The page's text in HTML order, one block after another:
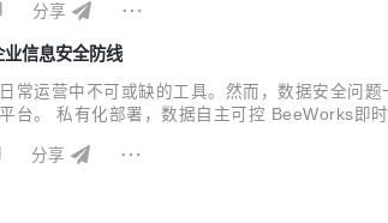
加密技术...
分享
信息安全防线
常运营中不可或缺的工具。然而，数据安全问
台。 私有化部署，数据自主可控 BeeWorks即
，让企业在面对数据安全问题时更...
分享